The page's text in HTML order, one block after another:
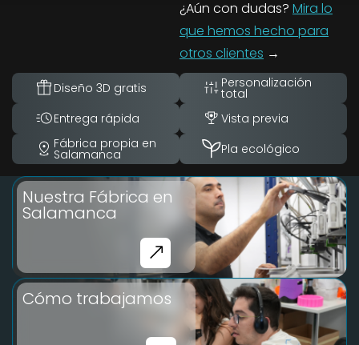
¿Aún con dudas? Mira lo
que hemos hecho para
otros clientes →
Diseño 3D gratis Personalización
total
Entrega rápida
Vista previa
Fábrica propia en
Salamanca Pla ecológico
Nuestra Fábrica en
Salamanca
Cómo trabajamos